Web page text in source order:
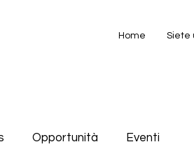
Home Siete
Opportunità Eventi